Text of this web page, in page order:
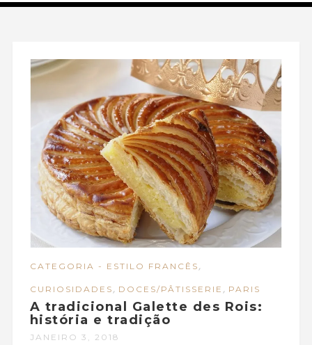
CATEGORIA - ESTILO FRANCÊS ,
CURIOSIDADES , DOCES/PÂTISSERIE , PARIS
A tradicional Galette des Rois:
história e tradição
JANEIRO 3, 2018